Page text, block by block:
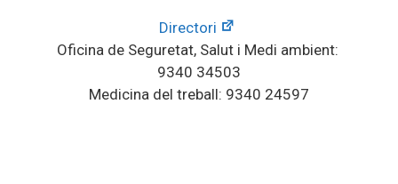
Directori
Oficina de Seguretat, Salut i Medi ambient:
9340 34503
Medicina del treball: 9340 24597